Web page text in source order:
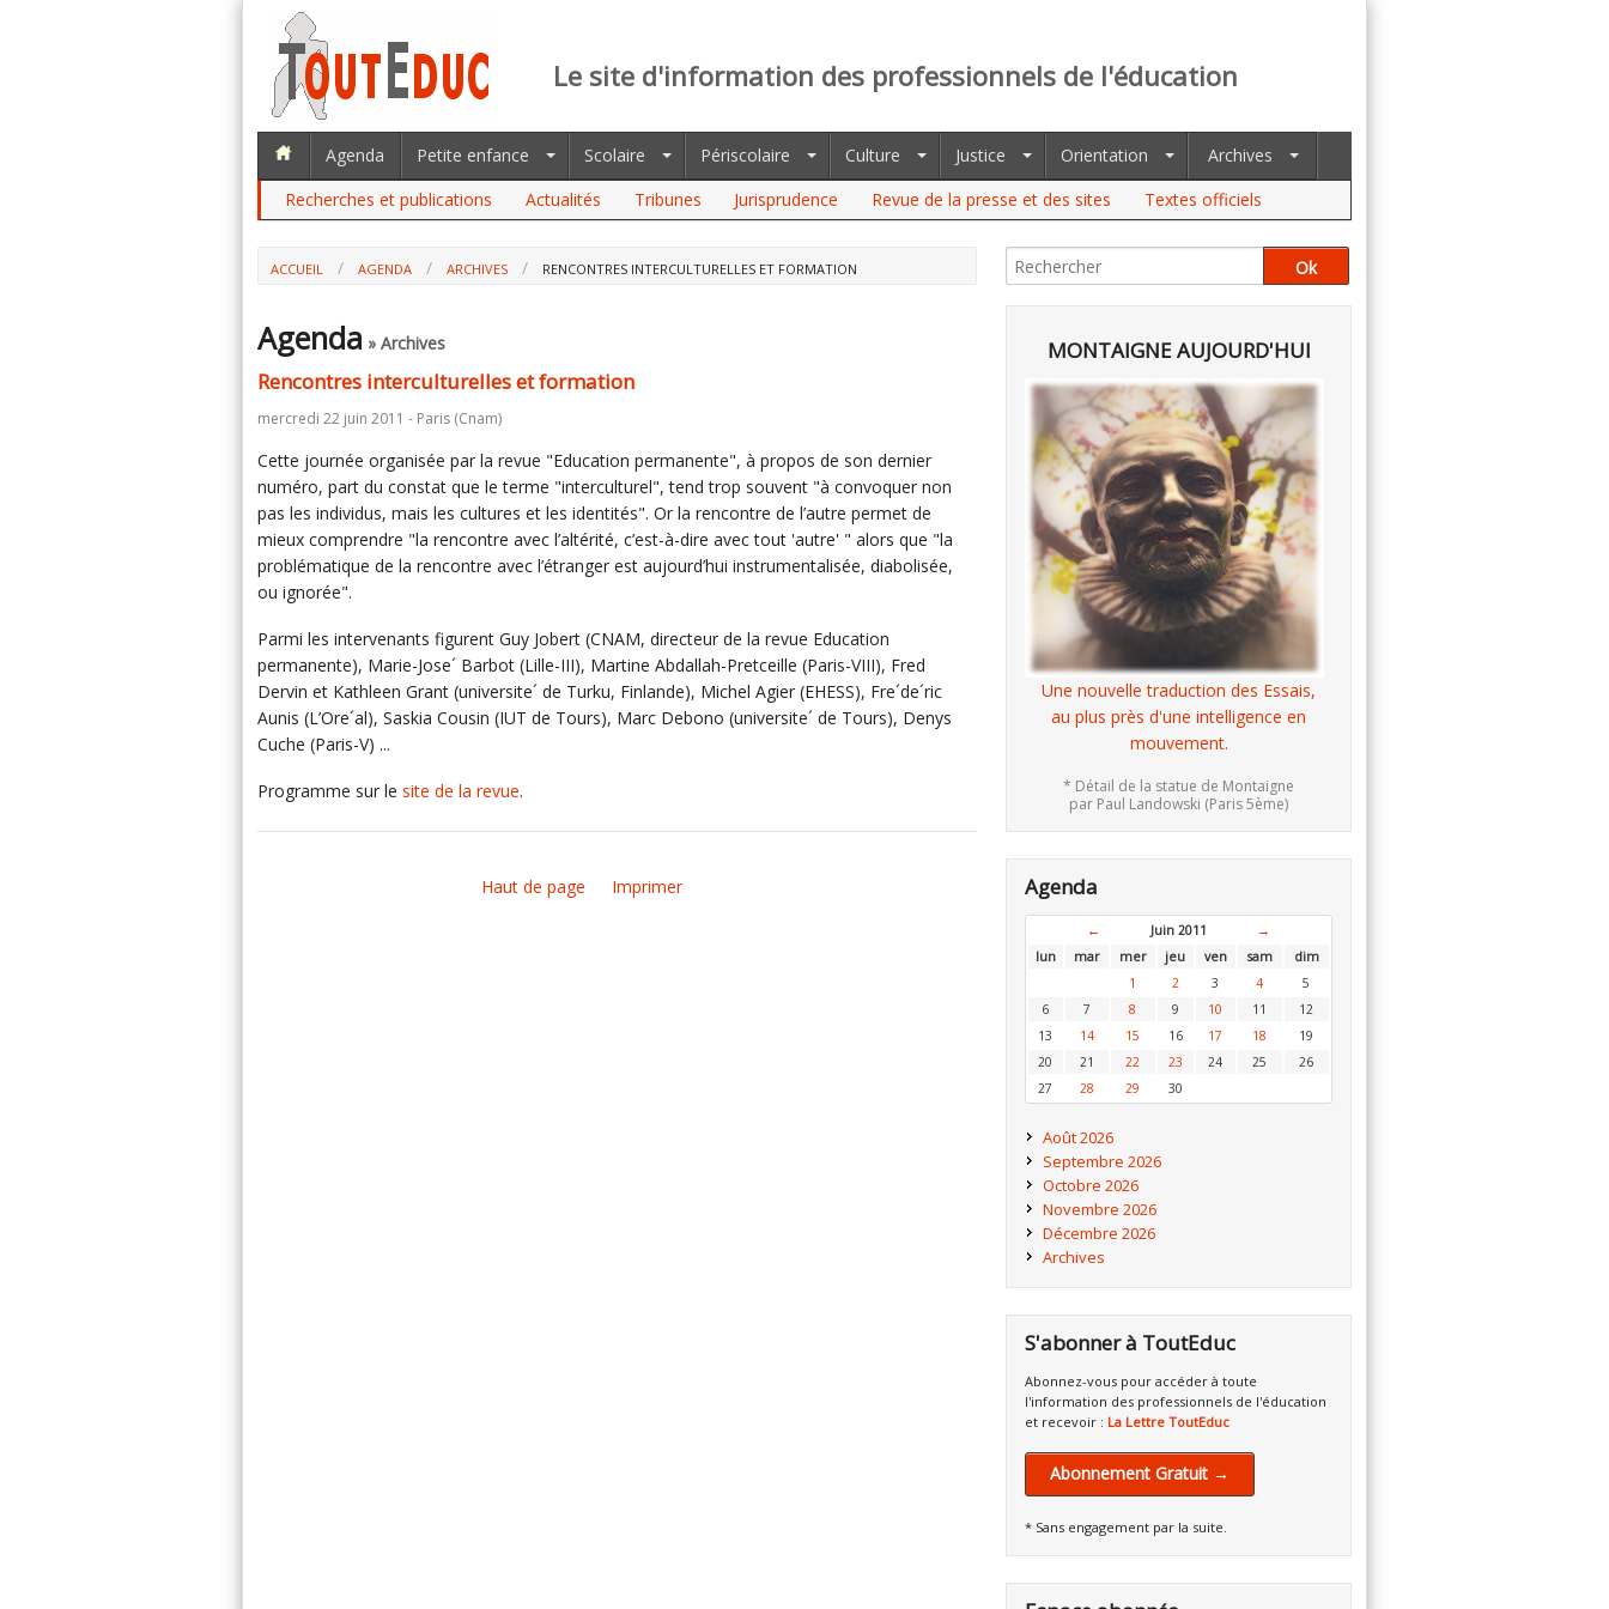
Le site d'information des professionnels de l'éducation
Agenda Petite enfance Scolaire Périscolaire Culture Justice Orientation
Archives
Recherches et publications
Actualités Tribunes Jurisprudence Revue de la presse et des sites Textes officiels
ACCUEIL AGENDA ARCHIVES RENCONTRES INTERCULTURELLES ET FORMATION
Agenda » Archives
Rencontres interculturelles et formation
mercredi 22 juin 2011 - Paris (Cnam)
Cette journée organisée par la revue "Education permanente", à propos de son dernier
numéro, part du constat que le terme "interculturel", tend trop souvent "à convoquer non
pas les individus, mais les cultures et les identités". Or la rencontre de l’autre permet de
mieux comprendre "la rencontre avec l’altérité, c’est-à-dire avec tout 'autre' " alors que "la
problématique de la rencontre avec l’étranger est aujourd’hui instrumentalisée, diabolisée,
ou ignorée".
Parmi les intervenants figurent Guy Jobert (CNAM, directeur de la revue Education
permanente), Marie-Jose´ Barbot (Lille-III), Martine Abdallah-Pretceille (Paris-VIII), Fred
Dervin et Kathleen Grant (universite´ de Turku, Finlande), Michel Agier (EHESS), Fre´de´ric
Aunis (L’Ore´al), Saskia Cousin (IUT de Tours), Marc Debono (universite´ de Tours), Denys
Cuche (Paris-V) ...
Programme sur le site de la revue.
Haut de page Imprimer
MONTAIGNE AUJOURD'HUI
Une nouvelle traduction des Essais,
au plus près d'une intelligence en
mouvement.
* Détail de la statue de Montaigne
par Paul Landowski (Paris 5ème)
Agenda
← Juin 2011
→
lun
mar mer jeu ven sam
dim
1
2 3 4
5
6
7 8 9 10 11
12
13
14 15 16 17 18
19
20
21 22 23 24 25
26
27
28 29 30
Août 2026
Septembre 2026
Octobre 2026
Novembre 2026
Décembre 2026
Archives
S'abonner à ToutEduc
Abonnez-vous pour accéder à toute
l'information des professionnels de l'éducation
et recevoir : La Lettre ToutEduc
Abonnement Gratuit →
* Sans engagement par la suite.